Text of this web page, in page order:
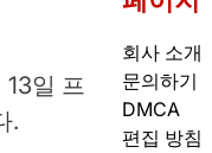
일 프
.
회사 소개
문의하기
DMCA
편집 방침